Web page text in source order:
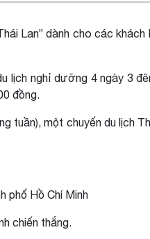
Lan” dành cho các
lịch nghỉ dưỡng 4 ngày 3
đồng.
tuần), một chuyến du lịch
phố Hồ Chí Minh
chiến thắng.